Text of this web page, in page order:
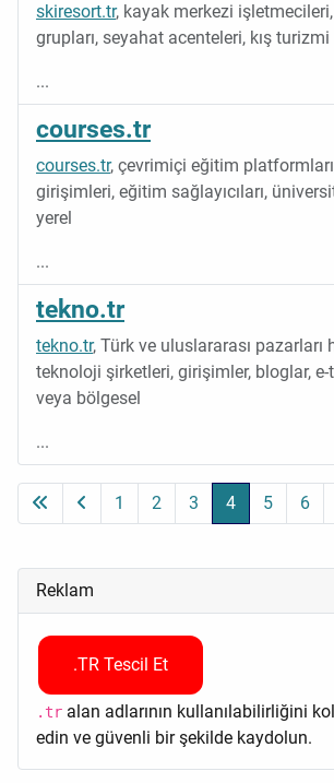
skiresort.tr, kayak merkezi
grupları, seyahat acenteleri, kış
...
courses.tr
courses.tr, çevrimiçi eğitim
girişimleri, eğitim sağlayıcıları,
yerel
...
tekno.tr
tekno.tr, Türk ve uluslararası pazarları
teknoloji şirketleri, girişimler, bloglar,
veya bölgesel
...
1 2 3 4 5 6
Reklam
.TR Tescil Et
.tr alan adlarının kullanılabilirliğini
edin ve güvenli bir şekilde kaydolun.